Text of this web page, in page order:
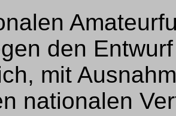
den
mit
nationalen